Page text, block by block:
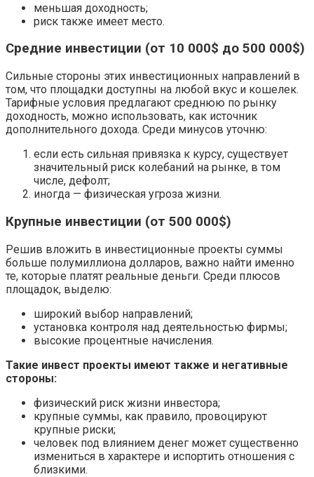
меньшая доходность;
риск также имеет место.
Средние инвестиции (от 10 000$ до 500 000$)
Сильные стороны этих инвестиционных направлений в
том, что площадки доступны на любой вкус и кошелек.
Тарифные условия предлагают среднюю по рынку
доходность, можно использовать, как источник
дополнительного дохода. Среди минусов уточню:
если есть сильная привязка к курсу, существует
значительный риск колебаний на рынке, в том
числе, дефолт;
иногда — физическая угроза жизни.
Крупные инвестиции (от 500 000$)
Решив вложить в инвестиционные проекты суммы
больше полумиллиона долларов, важно найти именно
те, которые платят реальные деньги. Среди плюсов
площадок, выделю:
широкий выбор направлений;
установка контроля над деятельностью фирмы;
высокие процентные начисления.
Такие инвест проекты имеют также и негативные
стороны:
физический риск жизни инвестора;
крупные суммы, как правило, провоцируют
крупные риски;
человек под влиянием денег может существенно
измениться в характере и испортить отношения с
близкими.